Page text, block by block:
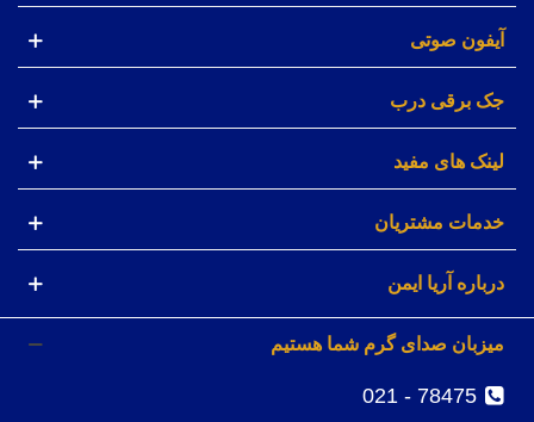
آیفون صوتی
جک برقی درب
لینک های مفید
خدمات مشتریان
درباره آریا ایمن
میزبان صدای گرم شما هستیم
78475 - 021